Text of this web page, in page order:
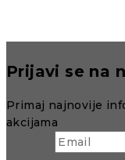
Prijavi se na
Primaj najnovije
akcijama